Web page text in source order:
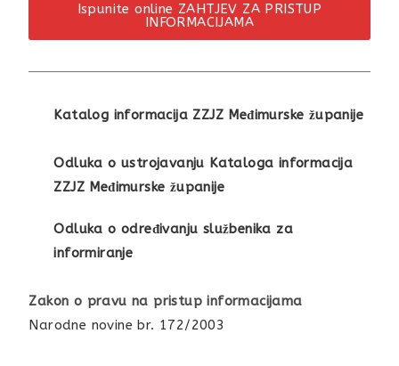
Ispunite online ZAHTJEV ZA PRISTUP
INFORMACIJAMA
Katalog informacija ZZJZ Međimurske županije
Odluka o ustrojavanju Kataloga informacija
ZZJZ Međimurske županije
Odluka o određivanju službenika za
informiranje
Zakon o pravu na pristup informacijama
Narodne novine br. 172/2003